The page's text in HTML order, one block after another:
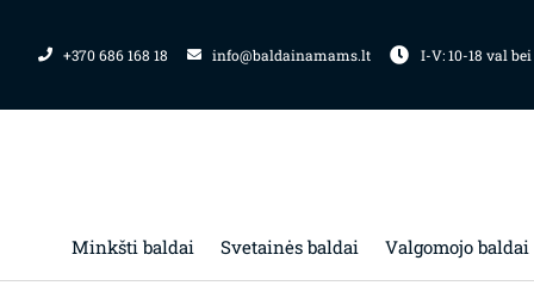
+370 686 168 18 info@baldainamams.lt I-V: 10-18 val
Minkšti baldai Svetainės baldai Valgomojo baldai